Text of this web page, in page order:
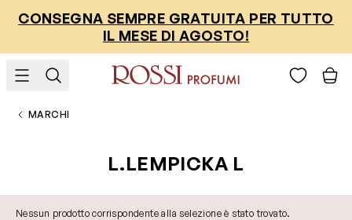
CONSEGNA SEMPRE GRATUITA PER TUTTO
IL MESE DI AGOSTO!
MARCHI
L.LEMPICKA L
Nessun prodotto corrispondente alla selezione è stato trovato.